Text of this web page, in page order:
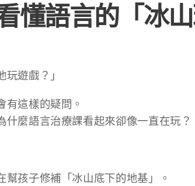
懂語言的「冰
遊戲？」
這樣的疑問。
麼語言治療課看起來卻像一直在玩？
孩子修補「冰山底下的地基」。